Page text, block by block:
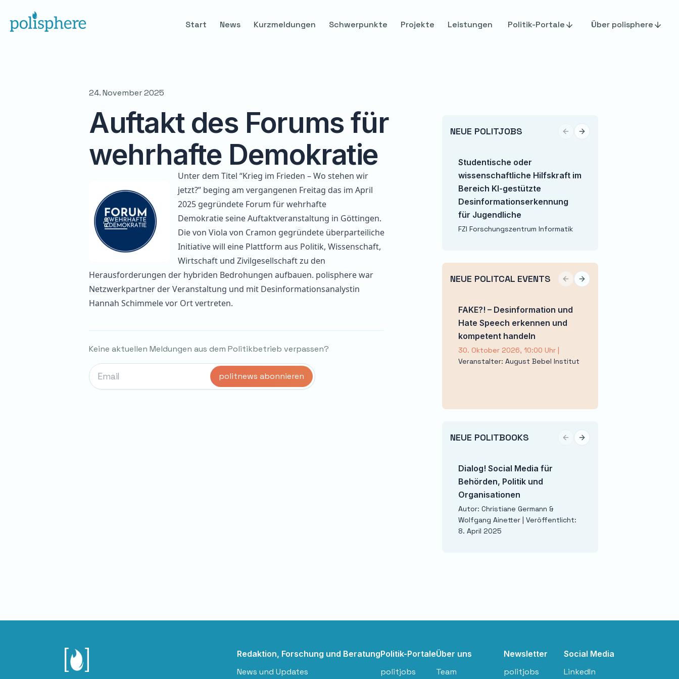
Start News Kurzmeldungen Schwerpunkte Projekte Leistungen Politik-Portale Über polisphere
24. November 2025
Auftakt des Forums für
wehrhafte Demokratie
Unter dem Titel “Krieg im Frieden – Wo stehen wir
jetzt?” beging am vergangenen Freitag das im April
2025 gegründete Forum für wehrhafte
Demokratieseine Auftaktveranstaltung in Göttingen.
Die von Viola von Cramon gegründete überparteiliche
Initiative will eine Plattform aus Politik, Wissenschaft,
Wirtschaft und Zivilgesellschaft zu den
Herausforderungen der hybriden Bedrohungen aufbauen. polisphere war
Netzwerkpartner derVeranstaltung und mit Desinformationsanalystin
Hannah Schimmele vor Ort vertreten.
Keine aktuellen Meldungen aus dem Politikbetrieb verpassen?
NEUE POLITJOBS Previous slide
Next slide
Studentische oder
wissenschaftliche Hilfskraft im
Bereich KI-gestützte
Desinformationserkennung
für Jugendliche
FZI Forschungszentrum Informatik
NEUE POLITCAL EVENTS Previous slide
Next slide
FAKE?! – Desinformation und
Hate Speech erkennen und
kompetent handeln
30. Oktober 2026, 10:00 Uhr|
Veranstalter: August Bebel Institut
NEUE POLITBOOKS Previous slide
Next slide
Dialog! Social Media für
Behörden, Politik und
Organisationen
Autor: Christiane Germann &
Wolfgang Ainetter | Veröffentlicht:
8. April 2025
Redaktion, Forschung und Beratung
News und Updates
Politik-Portale
politjobs
Über uns
Team
Newsletter
politjobs
Social Media
LinkedIn